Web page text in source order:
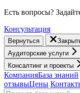
Есть вопросы?
Консультация
Вернуться
Аудиторские услуги
Консалтинг и проекты
КомпанияБаза знаний
отзывыЦены